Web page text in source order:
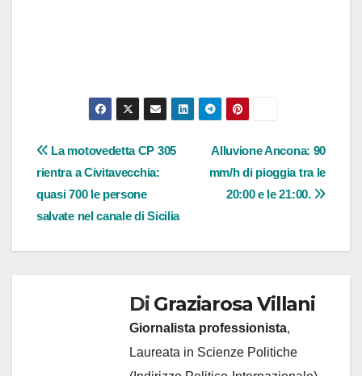
Navigazione
articoli
Alluvione Ancona: 90
mm/h di pioggia tra le
20:00 e le 21:00.
La motovedetta CP 305
rientra a Civitavecchia:
quasi 700 le persone
salvate nel canale di Sicilia
Di Graziarosa Villani
Giornalista professionista,
Laureata in Scienze Politiche